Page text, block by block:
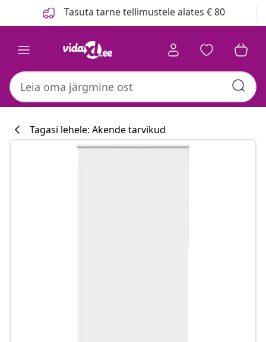
Tasuta tarne tellimustele alates € 80
Tagasi lehele: Akende tarvikud